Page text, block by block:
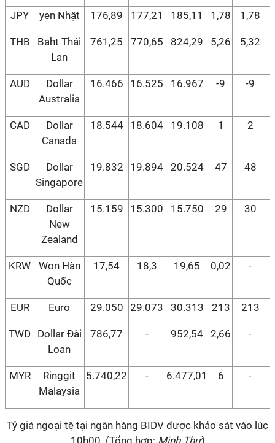
JPY yen Nhật 176,89 177,21 185,11 1,78 1,78
THB
Baht Thái
Lan
761,25 770,65 824,29 5,26 5,32
AUD
Dollar
Australia
16.466 16.525 16.967 -9 -9
CAD
Dollar
Canada
18.544 18.604 19.108 1 2
SGD
Dollar
Singapore
19.832 19.894 20.524 47 48
NZD
Dollar
New
Zealand
15.159 15.300 15.750 29 30
KRW
Won Hàn
Quốc
17,54 18,3 19,65 0,02 -
EUR Euro 29.050 29.073 30.313 213 213
TWD Dollar Đài
Loan
786,77 - 952,54 2,66 -
MYR
Ringgit
Malaysia
5.740,22 - 6.477,01 6 -
Tỷ giá ngoại tệ tại ngân hàng BIDV được khảo sát vào lúc
10h00. (Tổng hợp: Minh Thư)